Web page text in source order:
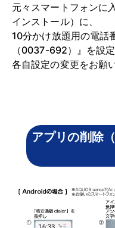
元々スマートフォンに
インストール）に、
10分かけ放題用の電話
（0037-692）』を設
各自設定の変更をお願
アプリの削除